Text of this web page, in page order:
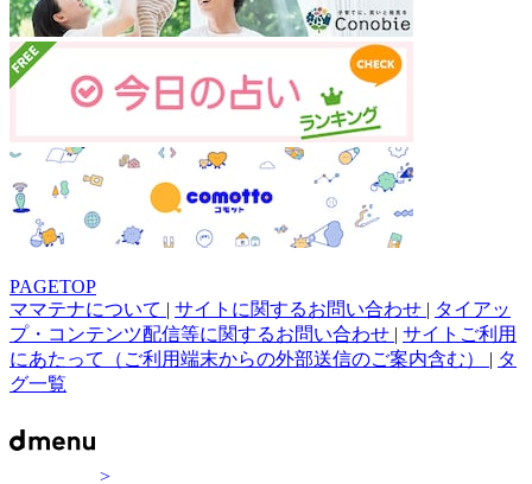
PAGETOP
ママテナについて | サイトに関するお問い合わせ | タイアッ
プ・コンテンツ配信等に関するお問い合わせ | サイトご利用
にあたって（ご利用端末からの外部送信のご案内含む） | タ
グ一覧
>